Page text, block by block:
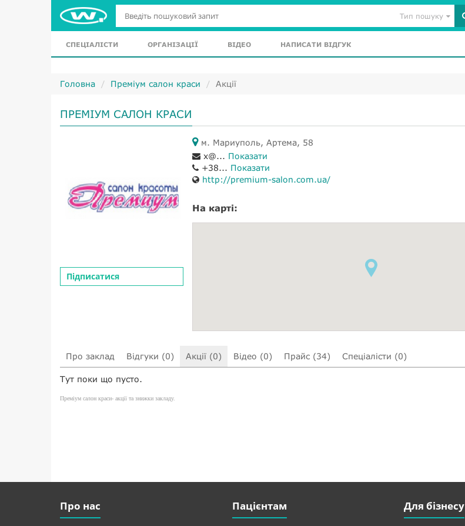
Тип пошуку
СПЕЦІАЛІСТИ ОРГАНІЗАЦІЇ ВІДЕО НАПИСАТИ ВІДГУК
Головна Преміум салон краси Акції
ПРЕМІУМ САЛОН КРАСИ
Підписатися
м. Мариуполь, Артема, 58
x@... Показати
+38... Показати
http://premium-salon.com.ua/
На карті:
Про заклад Відгуки (0) Акції (0) Відео (0) Прайс (34) Спеціалісти (0)
Тут поки що пусто.
Преміум салон краси- акції та знижки закладу.
Про нас Пацієнтам Для бізнесу